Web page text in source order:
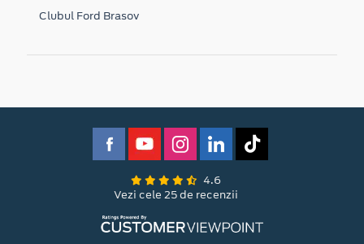
Clubul Ford Brasov
4.6
Vezi cele 25 de recenzii